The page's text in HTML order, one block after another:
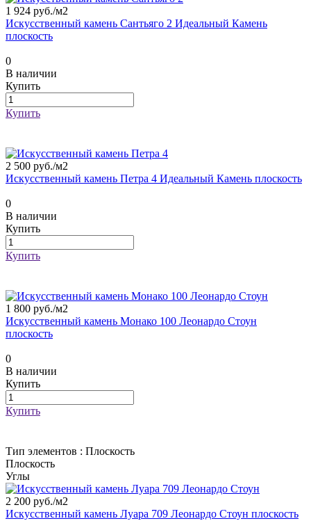
1 924 руб./м2
Искусственный камень Сантьяго 2 Идеальный Камень
плоскость
0
В наличии
Купить
Купить
2 500 руб./м2
Искусственный камень Петра 4 Идеальный Камень плоскость
0
В наличии
Купить
Купить
1 800 руб./м2
Искусственный камень Монако 100 Леонардо Стоун
плоскость
0
В наличии
Купить
Купить
Тип элементов : Плоскость
Плоскость
Углы
2 200 руб./м2
Искусственный камень Луара 709 Леонардо Стоун плоскость